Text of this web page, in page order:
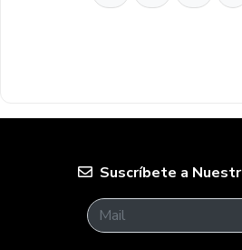
Suscríbete a